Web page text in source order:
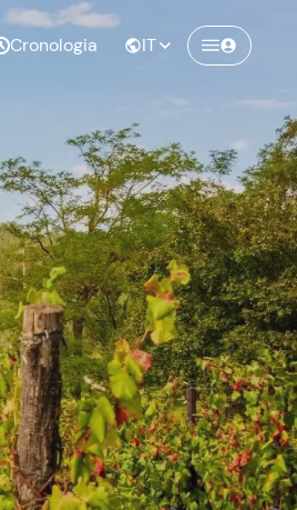
Cronologia IT
account Freedome
community di avventurieri
ricordi indimenticabili!
con l'email